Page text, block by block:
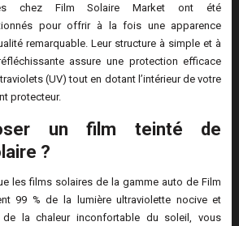
chez Film Solaire Market ont été
pour offrir à la fois une apparence
remarquable. Leur structure à simple et à
assure une protection efficace
(UV) tout en dotant l’intérieur de votre
protecteur.
un film teinté de
?
les films solaires de la gamme auto de Film
99 % de la lumière ultraviolette nocive et
de la chaleur inconfortable du soleil, vous